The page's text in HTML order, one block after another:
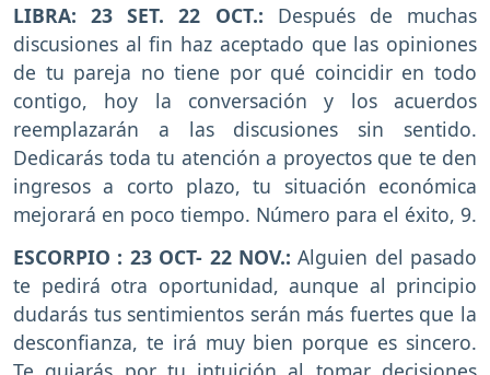
LIBRA: 23 SET. 22 OCT.: Después de muchas
discusiones al fin haz aceptado que las opiniones
de tu pareja no tiene por qué coincidir en todo
contigo, hoy la conversación y los acuerdos
reemplazarán a las discusiones sin sentido.
Dedicarás toda tu atención a proyectos que te den
ingresos a corto plazo, tu situación económica
mejorará en poco tiempo. Número para el éxito, 9.
ESCORPIO : 23 OCT- 22 NOV.: Alguien del pasado
te pedirá otra oportunidad, aunque al principio
dudarás tus sentimientos serán más fuertes que la
desconfianza, te irá muy bien porque es sincero.